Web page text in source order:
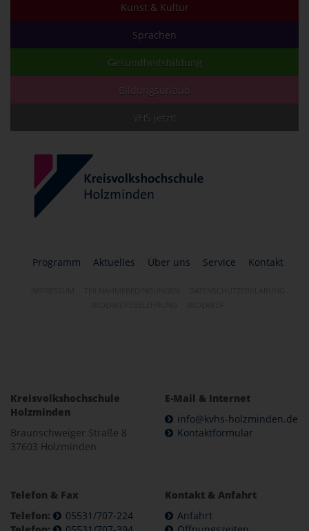
Kunst & Kultur
Sprachen
Gesundheitsbildung
Bildungsurlaub
VHS jetzt!
Programm Aktuelles Über uns Service Kontakt
Kreisvolkshochschule
Holzminden
Braunschweiger Straße 8
37603 Holzminden
E-Mail & Internet
info@kvhs-holzminden.de
Kontaktformular
Telefon & Fax
Telefon:
05531/707-224
Kontakt & Anfahrt
Anfahrt